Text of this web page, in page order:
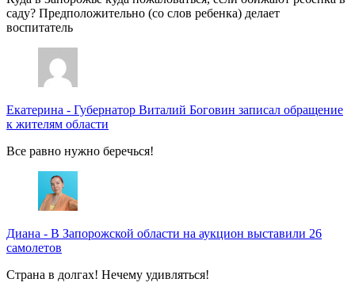
саду? Предположительно (со слов ребенка) делает
воспитатель
Екатерина - Губернатор Виталий Боговин записал обращение
к жителям области
Все равно нужно беречься!
Диана - В Запорожской области на аукцион выставили 26
самолетов
Страна в долгах! Нечему удивляться!